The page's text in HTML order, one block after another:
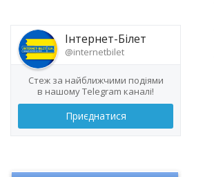
Інтернет-Білет
@internetbilet
Стеж за найближчими подіями
в нашому Telegram каналі!
Приєднатися